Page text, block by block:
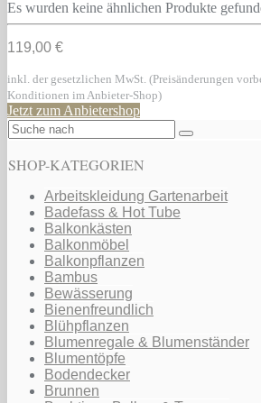
Es wurden keine ähnlichen Produkte
119,00 €
inkl. der gesetzlichen MwSt. (Preisänderungen
Konditionen im Anbieter-Shop)
Jetzt zum Anbietershop
SHOP-KATEGORIEN
Arbeitskleidung Gartenarbeit
Badefass & Hot Tube
Balkonkästen
Balkonmöbel
Balkonpflanzen
Bambus
Bewässerung
Bienenfreundlich
Blühpflanzen
Blumenregale & Blumenständer
Blumentöpfe
Bodendecker
Brunnen